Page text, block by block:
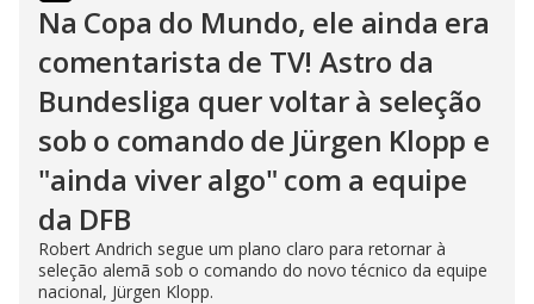
Na Copa do Mundo, ele ainda era
comentarista de TV! Astro da
Bundesliga quer voltar à seleção
sob o comando de Jürgen Klopp e
"ainda viver algo" com a equipe
da DFB
Robert Andrich segue um plano claro para retornar à
seleção alemã sob o comando do novo técnico da equipe
nacional, Jürgen Klopp.